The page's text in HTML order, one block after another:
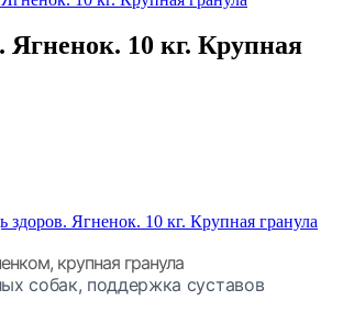
Ягненок. 10 кг. Крупная
крупная гранула
собак, поддержка суставов